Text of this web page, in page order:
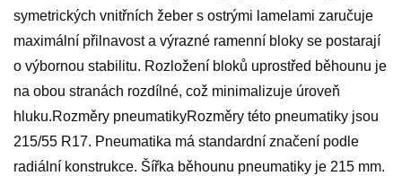
symetrických vnitřních žeber s ostrými lamelami zaručuje
maximální přilnavost a výrazné ramenní bloky se postarají
o výbornou stabilitu. Rozložení bloků uprostřed běhounu je
na obou stranách rozdílné, což minimalizuje úroveň
hluku.Rozměry pneumatikyRozměry této pneumatiky jsou
215/55 R17. Pneumatika má standardní značení podle
radiální konstrukce. Šířka běhounu pneumatiky je 215 mm.